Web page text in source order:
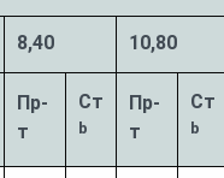
8,40 10,80
Пр-
т
Ст
b
Пр-
т
Ст
b